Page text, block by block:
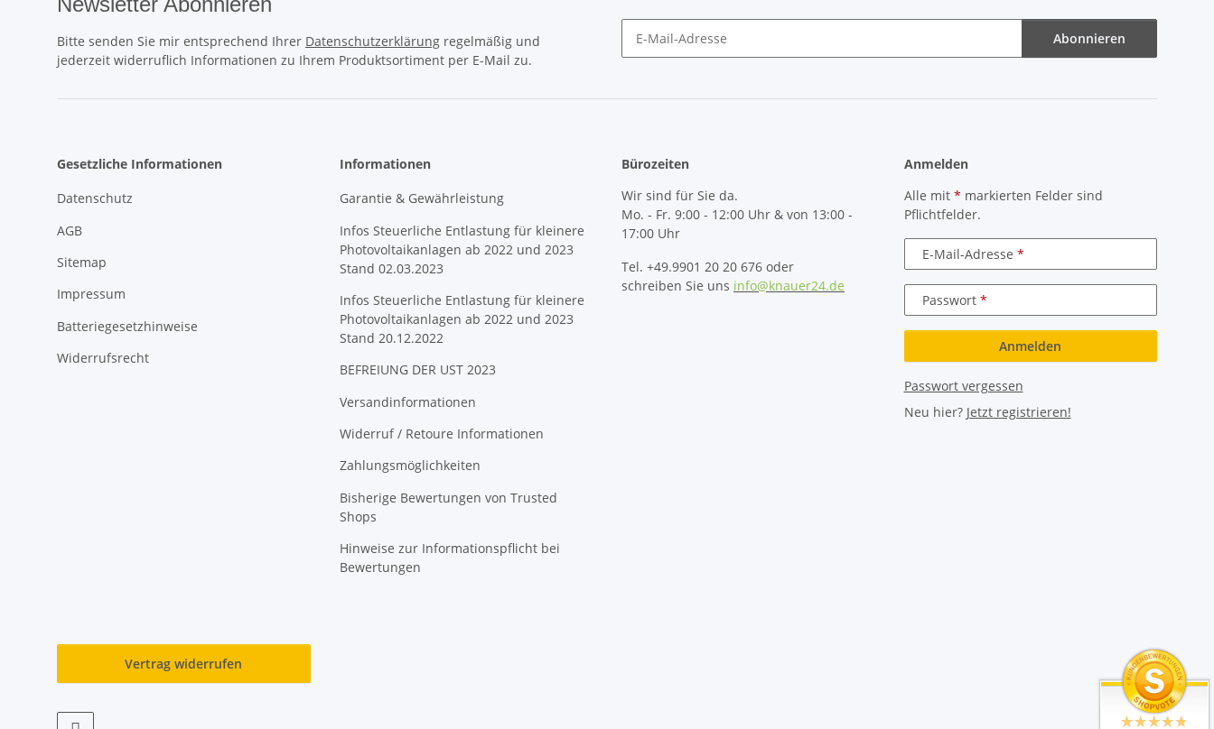
Bitte senden Sie mir entsprechend Ihrer Datenschutzerklärung regelmäßig und
jederzeit widerruflich Informationen zu Ihrem Produktsortiment per E-Mail zu.
Abonnieren
Gesetzliche Informationen
Datenschutz
AGB
Sitemap
Impressum
Batteriegesetzhinweise
Widerrufsrecht
Informationen
Garantie & Gewährleistung
Infos Steuerliche Entlastung für kleinere
Photovoltaikanlagen ab 2022 und 2023
Stand 02.03.2023
Infos Steuerliche Entlastung für kleinere
Photovoltaikanlagen ab 2022 und 2023
Stand 20.12.2022
BEFREIUNG DER UST 2023
Versandinformationen
Widerruf / Retoure Informationen
Zahlungsmöglichkeiten
Bisherige Bewertungen von Trusted
Shops
Hinweise zur Informationspflicht bei
Bewertungen
Bürozeiten
Wir sind für Sie da.
Mo. - Fr. 9:00 - 12:00 Uhr & von 13:00 -
17:00 Uhr
Tel. +49.9901 20 20 676 oder
schreiben Sie uns info@knauer24.de
Anmelden
Alle mit * markierten Felder sind
Pflichtfelder.
E-Mail-Adresse
Passwort
Anmelden
Passwort vergessen
Neu hier? Jetzt registrieren!
Vertrag widerrufen